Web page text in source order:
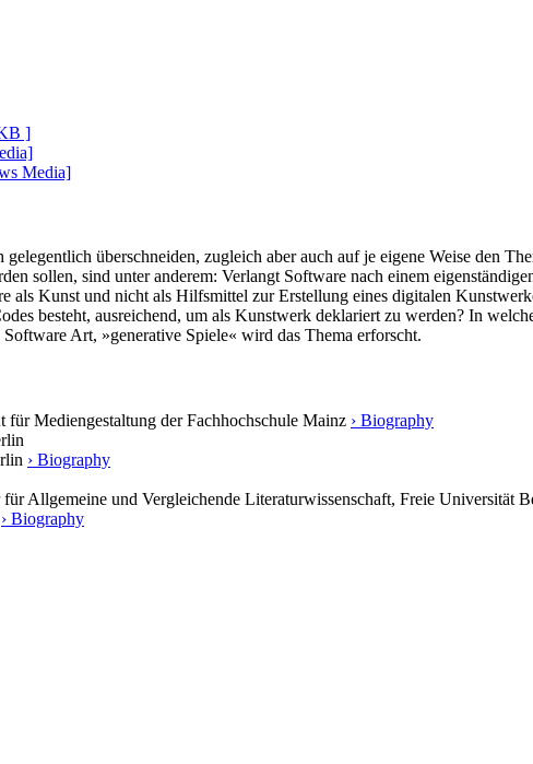
]
Media]
überschneiden, zugleich aber auch auf je eigene Weise den
sollen, sind unter anderem: Verlangt Software nach einem
als Kunst und nicht als Hilfsmittel zur Erstellung eines digitalen
besteht, ausreichend, um als Kunstwerk deklariert zu werden? In
Art, »generative Spiele« wird das Thema erforscht.
Mediengestaltung der Fachhochschule Mainz › Biography
› Biography
Allgemeine und Vergleichende Literaturwissenschaft, Freie Universität
› Biography